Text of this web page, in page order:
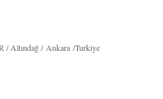
/ Altındağ / Ankara /Turkiye